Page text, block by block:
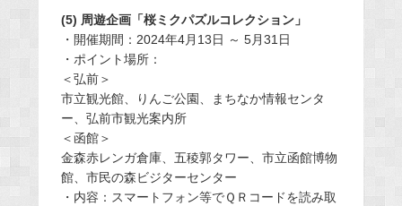
(5) 周遊企画「桜ミクパズルコレクション」
・開催期間：2024年4月13日 ～ 5月31日
・ポイント場所：
＜弘前＞
市立観光館、りんご公園、まちなか情報センタ
ー、弘前市観光案内所
＜函館＞
金森赤レンガ倉庫、五稜郭タワー、市立函館博物
館、市民の森ビジターセンター
・内容：スマートフォン等でＱＲコードを読み取